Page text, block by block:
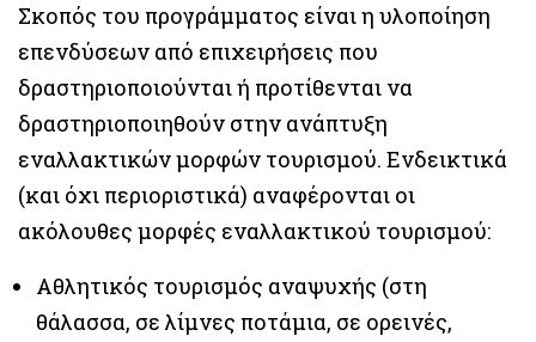
Σκοπός του προγράμματος είναι η υλοποίηση
επενδύσεων από επιχειρήσεις που
δραστηριοποιούνται ή προτίθενται να
δραστηριοποιηθούν στην ανάπτυξη
εναλλακτικών μορφών τουρισμού. Ενδεικτικά
(και όχι περιοριστικά) αναφέρονται οι
ακόλουθες μορφές εναλλακτικού τουρισμού:
Αθλητικός τουρισμός αναψυχής (στη
θάλασσα, σε λίμνες ποτάμια, σε ορεινές,